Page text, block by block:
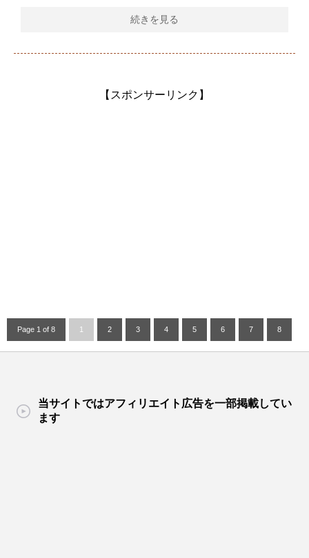
続きを見る
【スポンサーリンク】
Page 1 of 8 1 2 3 4 5 6 7 8
当サイトではアフィリエイト広告を一部掲載してい
ます